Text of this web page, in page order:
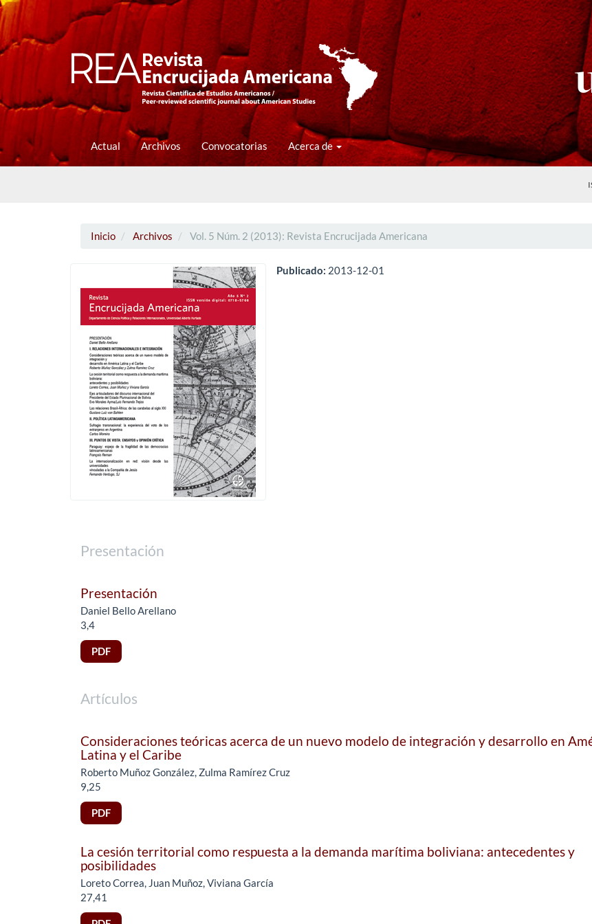
Navegación
Contenido
principal
Barra
Actual Archivos Convocatorias Acerca de
Inicio Archivos Vol. 5 Núm. 2 (2013): Revista Encrucijada Americana
Publicado: 2013-12-01
Presentación
Presentación
Daniel Bello Arellano
3,4
PDF
Artículos
Consideraciones teóricas acerca de un nuevo modelo de integración y desarrollo en
Latina y el Caribe
Roberto Muñoz González, Zulma Ramírez Cruz
9,25
PDF
La cesión territorial como respuesta a la demanda marítima boliviana: antecedentes y
posibilidades
Loreto Correa, Juan Muñoz, Viviana García
27,41